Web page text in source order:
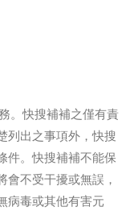
。快搜補補之僅有責
列出之事項外，快搜
件。快搜補補不能保
會不受干擾或無誤，
病毒或其他有害元